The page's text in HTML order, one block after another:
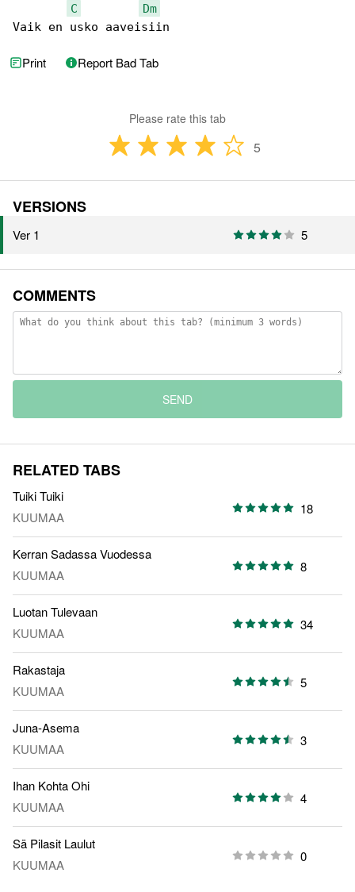
C
Dm
Vaik en usko aaveisiin
Print Report Bad Tab
Please rate this tab
5
VERSIONS
Ver 1 5
COMMENTS
SEND
RELATED TABS
Tuiki Tuiki
KUUMAA
18
Kerran Sadassa Vuodessa
KUUMAA
8
Luotan Tulevaan
KUUMAA
34
Rakastaja
KUUMAA
5
Juna-Asema
KUUMAA
3
Ihan Kohta Ohi
KUUMAA
4
Sä Pilasit Laulut
KUUMAA
0